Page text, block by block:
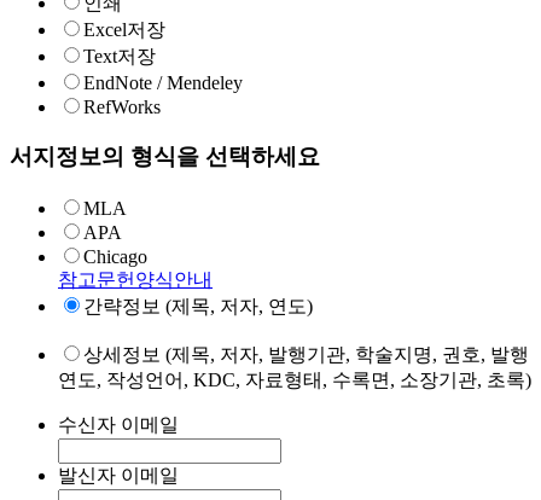
Excel저장
Text저장
EndNote / Mendeley
RefWorks
서지정보의 형식을 선택하세요
MLA
APA
Chicago
참고문헌양식안내
간략정보 (제목, 저자, 연도)
상세정보 (제목, 저자, 발행기관, 학술지명, 권호, 발행
연도, 작성언어, KDC, 자료형태, 수록면, 소장기관, 초록)
수신자 이메일
발신자 이메일